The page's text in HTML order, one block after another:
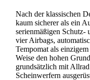
Nach der klassischen
kaum sicherer als ein
serienmäßigen Schutz-
vier Airbags,
Tempomat als
Weise den hohen
grundsätzlich mit
Scheinwerfern